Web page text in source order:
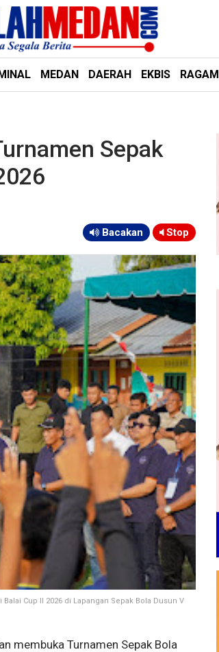
MEDAN DAERAH EKBIS RAGAM
Sepak
Bacakan Stop
Cup II 2026 di Lapangan Sepak Bola Dusun V
membuka Turnamen Sepak Bola